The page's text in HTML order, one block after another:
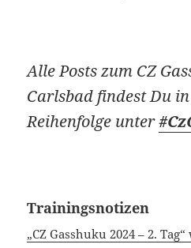
Alle Posts zum CZ
Carlsbad findest Du
Reihenfolge unter
Trainingsnotizen
„CZ Gasshuku 2024 – 2.